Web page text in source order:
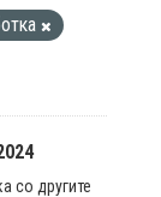
со другите